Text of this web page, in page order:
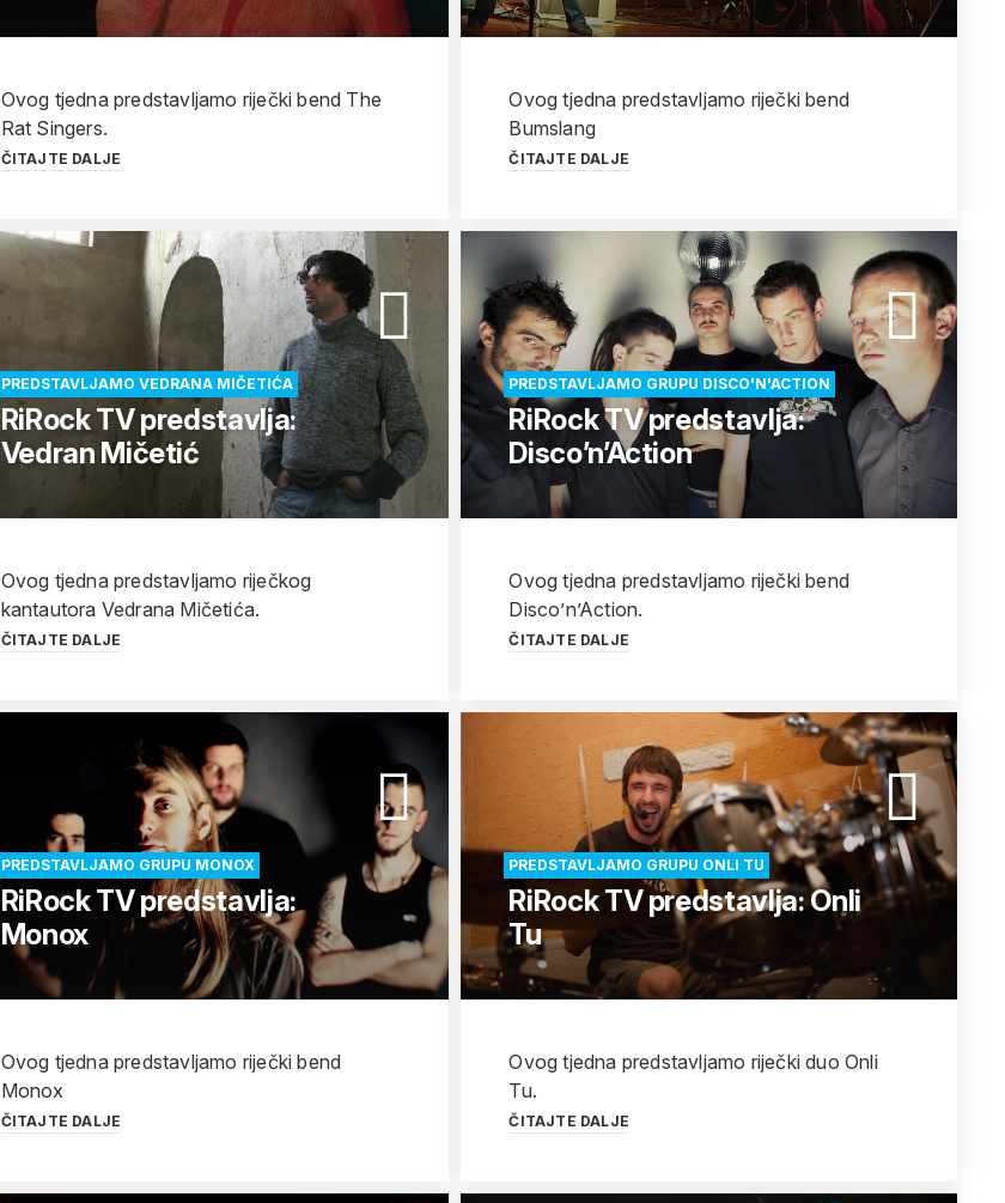
Ovog tjedna predstavljamo riječki bend The
Rat Singers.
ČITAJTE DALJE
Ovog tjedna predstavljamo riječki bend
Bumslang
ČITAJTE DALJE
PREDSTAVLJAMO VEDRANA MIČETIĆA
RiRock TV predstavlja:
Vedran Mičetić
Ovog tjedna predstavljamo riječkog
kantautora Vedrana Mičetića.
ČITAJTE DALJE
PREDSTAVLJAMO GRUPU DISCO'N'ACTION
RiRock TV predstavlja:
Disco’n’Action
Ovog tjedna predstavljamo riječki bend
Disco’n’Action.
ČITAJTE DALJE
PREDSTAVLJAMO GRUPU MONOX
RiRock TV predstavlja:
Monox
Ovog tjedna predstavljamo riječki bend
Monox
ČITAJTE DALJE
PREDSTAVLJAMO GRUPU ONLI TU
RiRock TV predstavlja: Onli
Tu
Ovog tjedna predstavljamo riječki duo Onli
Tu.
ČITAJTE DALJE